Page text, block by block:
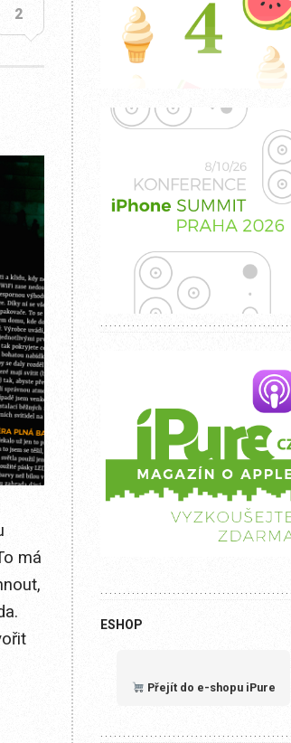
2
má
ESHOP
Přejít do e-shopu iPure